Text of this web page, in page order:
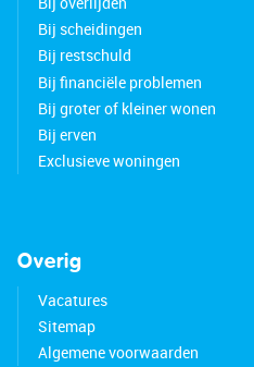
Bij scheidingen
Bij restschuld
Bij financiële problemen
Bij groter of kleiner wonen
Bij erven
Exclusieve woningen
Overig
Vacatures
Sitemap
Algemene voorwaarden